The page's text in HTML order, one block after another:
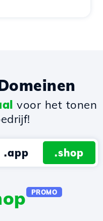
voor het tonen
.app .shop
PROMO